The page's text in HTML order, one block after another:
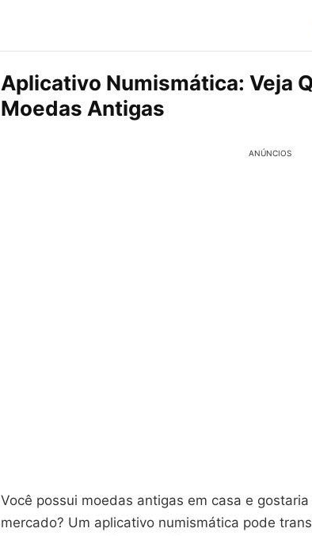
Aplicativo Numismática: Veja
Moedas Antigas
ANÚNCIOS
Você possui moedas antigas em casa e
mercado? Um aplicativo numismática pode